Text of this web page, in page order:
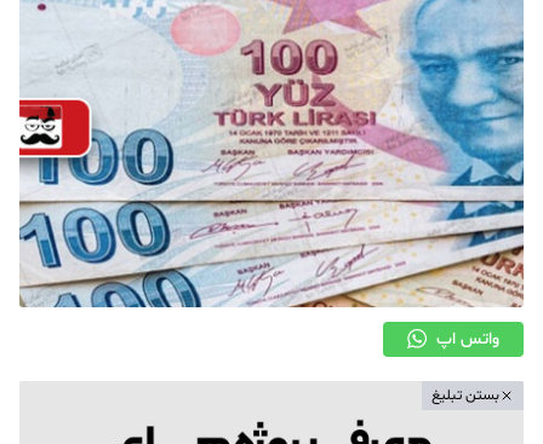
واتس اپ
بستن تبلیغ